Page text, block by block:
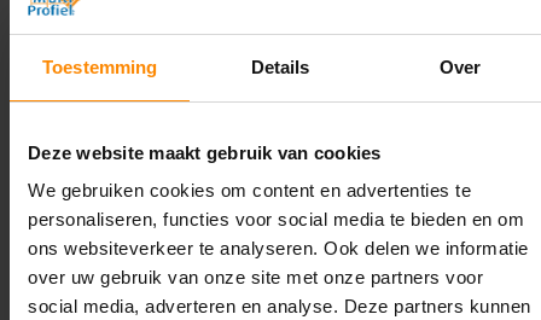
Toestemming Details Over
Deze website maakt gebruik van cookies
We gebruiken cookies om content en advertenties te
personaliseren, functies voor social media te bieden en om
ons websiteverkeer te analyseren. Ook delen we informatie
over uw gebruik van onze site met onze partners voor
social media, adverteren en analyse. Deze partners kunnen
Montage uitbesteden?